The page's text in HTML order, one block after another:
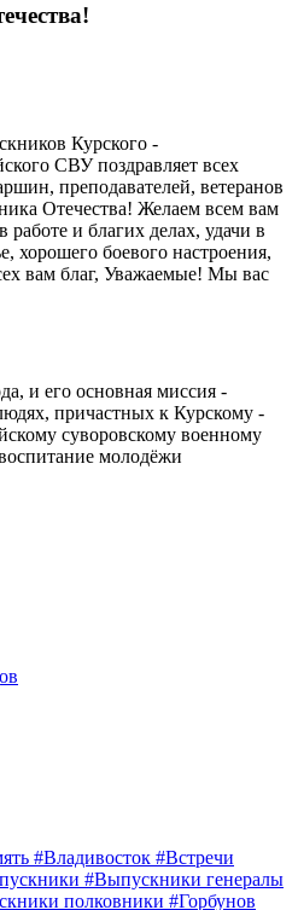
Курского -
СВУ поздравляет всех
преподавателей, ветеранов
Отечества! Желаем всем вам
работе и благих делах, удачи в
хорошего боевого настроения,
вам благ, Уважаемые! Мы вас
и его основная миссия -
причастных к Курскому -
суворовскому военному
молодёжи
#Владивосток #Встречи
#Выпускники генералы
полковники #Горбунов